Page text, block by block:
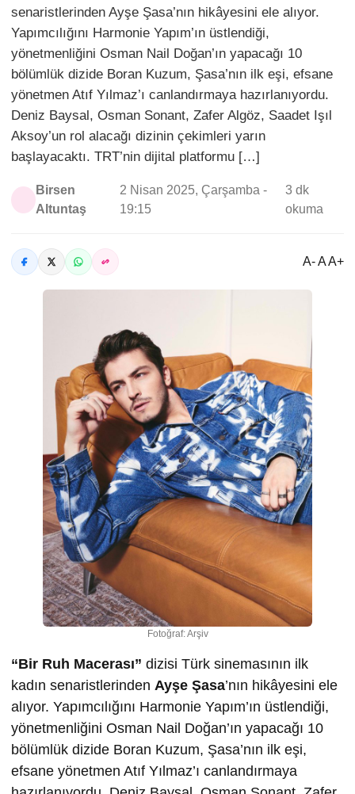
senaristlerinden Ayşe Şasa’nın hikâyesini ele alıyor.
Yapımcılığını Harmonie Yapım’ın üstlendiği,
yönetmenliğini Osman Nail Doğan’ın yapacağı 10
bölümlük dizide Boran Kuzum, Şasa’nın ilk eşi, efsane
yönetmen Atıf Yılmaz’ı canlandırmaya hazırlanıyordu.
Deniz Baysal, Osman Sonant, Zafer Algöz, Saadet Işıl
Aksoy’un rol alacağı dizinin çekimleri yarın
başlayacaktı. TRT’nin dijital platformu […]
Birsen
Altuntaş
2 Nisan 2025, Çarşamba -
19:15
3 dk
okuma
A- A A+
Fotoğraf: Arşiv
“Bir Ruh Macerası” dizisi Türk sinemasının ilk
kadın senaristlerinden Ayşe Şasa’nın hikâyesini ele
alıyor. Yapımcılığını Harmonie Yapım’ın üstlendiği,
yönetmenliğini Osman Nail Doğan’ın yapacağı 10
bölümlük dizide Boran Kuzum, Şasa’nın ilk eşi,
efsane yönetmen Atıf Yılmaz’ı canlandırmaya